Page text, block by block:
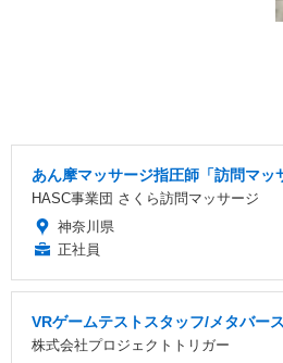
あん摩マッサージ指圧師「訪問マッ
HASC事業団 さくら訪問マッサージ
神奈川県
正社員
VRゲームテストスタッフ/メタバー
株式会社プロジェクトトリガー